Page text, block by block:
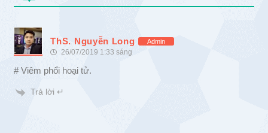
ThS. Nguyễn Long Admin
26/07/2019 1:33 sáng
# Viêm phổi hoại tử.
Trả lời ↵